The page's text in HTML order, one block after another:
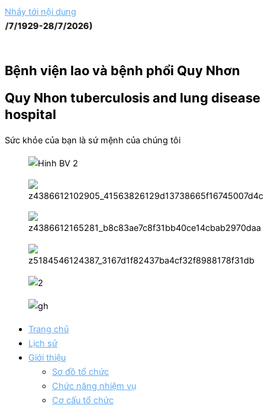
Nhảy tới nội dung
28/7/2026)
Bệnh viện lao và bệnh phổi Quy Nhơn
Quy Nhon tuberculosis and lung disease
hospital
Sức khỏe của bạn là sứ mệnh của chúng tôi
Trang chủ
Lịch sử
Giới thiệu
Sơ đồ tổ chức
Chức năng nhiệm vụ
Cơ cấu tổ chức